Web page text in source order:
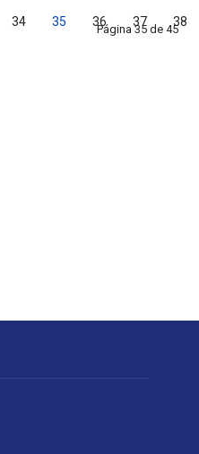
Página 35 de 45
34 35 36 37 38